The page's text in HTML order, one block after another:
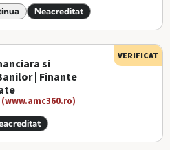
Neacreditat
si
| Finante
VERIFICAT